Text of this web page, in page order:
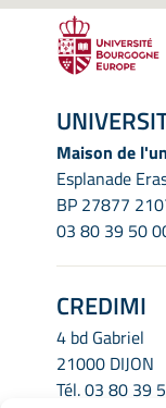
Maison de
Esplanade
BP 27877
03 80 39 50
CREDIMI
4 bd Gabriel
21000 DIJON
Tél.03 80 39